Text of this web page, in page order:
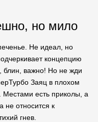
но мило
Не идеал, но
концепцию
блин, важно! Но не жди
Заяц в плохом
Местами есть приколы, а
не относится к
гнев.